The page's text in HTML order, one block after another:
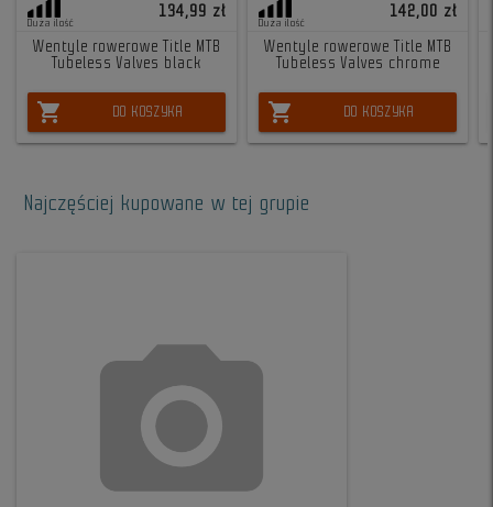
Duża ilość
134,99 zł
Wentyle rowerowe Title MTB
Tubeless Valves black
shopping_cart DO KOSZYKA
Duża ilość
142,00 zł
Wentyle rowerowe Title MTB
Tubeless Valves chrome
shopping_cart DO KOSZYKA
Najczęściej kupowane w tej grupie